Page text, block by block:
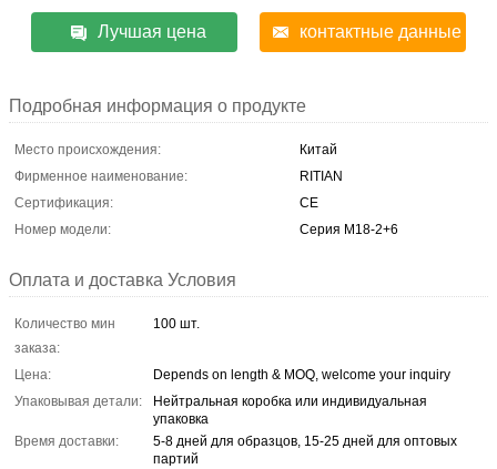
Лучшая цена контактные данные
Подробная информация о продукте
Место происхождения:
Китай
Фирменное наименование:
RITIAN
Сертификация:
CE
Номер модели:
Серия М18-2+6
Оплата и доставка Условия
Количество мин
заказа:
100 шт.
Цена:
Depends on length & MOQ, welcome your inquiry
Упаковывая детали:
Нейтральная коробка или индивидуальная
упаковка
Время доставки:
5-8 дней для образцов, 15-25 дней для оптовых
партий